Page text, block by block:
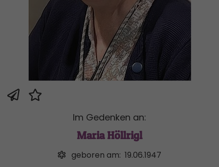
Im Gedenken an:
Maria Höllrigl
geboren am: 19.06.1947